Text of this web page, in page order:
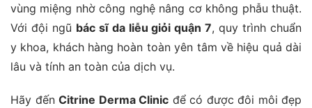
vùng miệng nhờ công nghệ nâng cơ không phẫu thuật.
Với đội ngũ bác sĩ da liễu giỏi quận 7, quy trình chuẩn
y khoa, khách hàng hoàn toàn yên tâm về hiệu quả dài
lâu và tính an toàn của dịch vụ.
Hãy đến Citrine Derma Clinic để có được đôi môi đẹp